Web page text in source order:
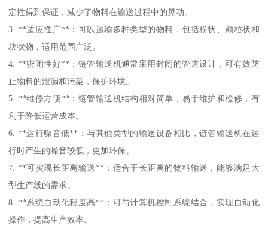
定性得到保证，减少了物料在输送过程中的晃动。
3. **适应性广**：可以运输多种类型的物料，包括粉状、颗粒状和
块状物，适用范围广泛。
4. **密闭性好**：链管输送机通常采用封闭的管道设计，可有效防
止物料的泄漏和污染，保护环境。
5. **维修方便**：链管输送机结构相对简单，易于维护和检修，有
利于降低运营成本。
6. **运行噪音低**：与其他类型的输送设备相比，链管输送机在运
行时产生的噪音较低，更加环保。
7. **可实现长距离输送**：适合于长距离的物料输送，能够满足大
型生产线的需求。
8. **系统自动化程度高**：可与计算机控制系统结合，实现自动化
操作，提高生产效率。